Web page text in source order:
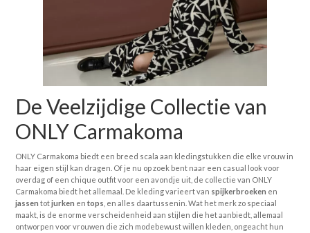
De Veelzijdige Collectie van
ONLY Carmakoma
ONLY Carmakoma biedt een breed scala aan kledingstukken die elke vrouw in
haar eigen stijl kan dragen. Of je nu op zoek bent naar een casual look voor
overdag of een chique outfit voor een avondje uit, de collectie van ONLY
Carmakoma biedt het allemaal. De kleding varieert van spijkerbroeken en
jassen totjurken entops , en alles daartussenin. Wat het merk zo speciaal
maakt, is de enorme verscheidenheid aan stijlen die het aanbiedt, allemaal
ontworpen voor vrouwen die zich modebewust willen kleden, ongeacht hun